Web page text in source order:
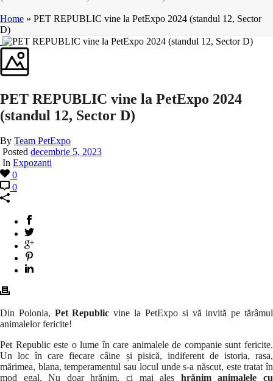
Home » PET REPUBLIC vine la PetExpo 2024 (standul 12, Sector
D)
PET REPUBLIC vine la PetExpo 2024
(standul 12, Sector D)
By Team PetExpo
Posted decembrie 5, 2023
In Expozanti
0
0
Din Polonia, Pet Republic vine la PetExpo si vă invită pe tărâmul
animalelor fericite!
Pet Republic este o lume în care animalele de companie sunt fericite.
Un loc în care fiecare câine și pisică, indiferent de istoria, rasa,
mărimea, blana, temperamentul sau locul unde s-a născut, este tratat în
mod egal. Nu doar hrănim, ci mai ales hrănim animalele cu